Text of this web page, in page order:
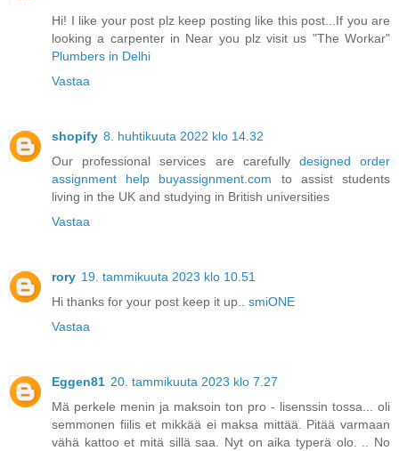
Hi! I like your post plz keep posting like this post...If you are
looking a carpenter in Near you plz visit us "The Workar"
Plumbers in Delhi
Vastaa
shopify 8. huhtikuuta 2022 klo 14.32
Our professional services are carefully designed order
assignment help buyassignment.com to assist students
living in the UK and studying in British universities
Vastaa
rory 19. tammikuuta 2023 klo 10.51
Hi thanks for your post keep it up.. smiONE
Vastaa
Eggen81 20. tammikuuta 2023 klo 7.27
Mä perkele menin ja maksoin ton pro - lisenssin tossa... oli
semmonen fiilis et mikkää ei maksa mittää. Pitää varmaan
vähä kattoo et mitä sillä saa. Nyt on aika typerä olo. .. No